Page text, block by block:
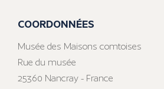
COORDONNÉES
Musée des Maisons comtoises
Rue du musée
25360 Nancray - France